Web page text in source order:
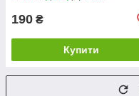
190 ₴
Купити